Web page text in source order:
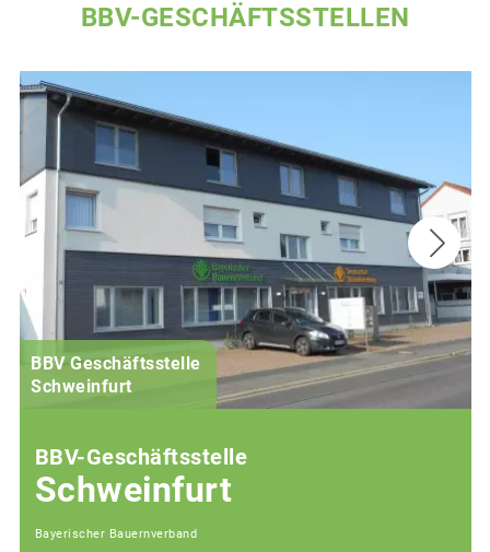
BBV-GESCHÄFTSSTELLEN
BBV Geschäftsstelle
Schweinfurt
BBV-Geschäftsstelle
Schweinfurt
Bayerischer Bauernverband